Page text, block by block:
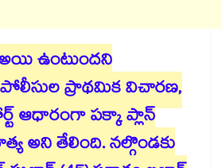
ఉంటుందని
ప్రాథమిక విచారణ,
ఆధారంగా పక్కా ప్లాన్
అని తేలింది. నల్గొండకు